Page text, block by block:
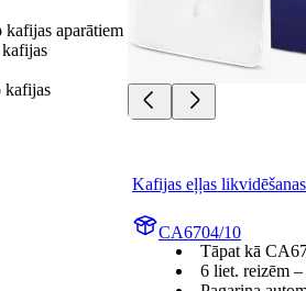
kafijas aparātiem
kafijas
Kafijas eļļas
CA6704/10
Tāpat kā
6 liet. reizēm